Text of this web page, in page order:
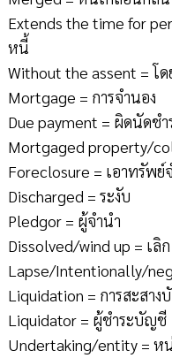
Extends the time for
หนี้
Without the assent = โ
Mortgage = การจำนอง
Due payment = ผิดนัดช
Mortgaged property/
Foreclosure = เอาทรัพย์
Discharged = ระงับ
Pledgor = ผู้จำนำ
Dissolved/wind up = เลิก
Lapse/Intentionally/
Liquidation = การสะสา
Liquidator = ผู้ชำระบัญชี
Undertaking/entity = ห